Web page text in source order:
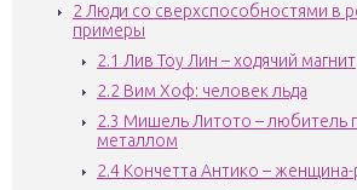
2 Люди со сверхспособностями в
примеры
2.1 Лив Тоу Лин – ходячий магнит
2.2 Вим Хоф: человек льда
2.3 Мишель Литото – любитель
металлом
2.4 Кончетта Антико – женщина-